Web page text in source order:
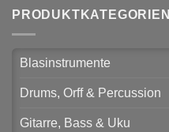
PRODUKTKATEGORIEN
Blasinstrumente
Drums, Orff & Percussion
Gitarre, Bass & Uku